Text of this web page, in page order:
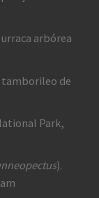
urraca arbórea
tamborileo de
Park,
).